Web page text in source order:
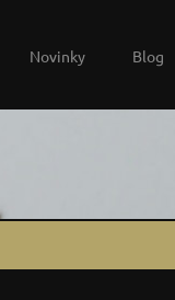
Novinky Blog